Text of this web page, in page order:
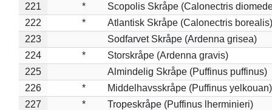
221
*
Scopolis Skråpe (Calonectris
222
*
Atlantisk Skråpe (Calonectris borealis)
223
Sodfarvet Skråpe (Ardenna grisea)
224
*
Storskråpe (Ardenna gravis)
225
Almindelig Skråpe (Puffinus puffinus)
226
*
Middelhavsskråpe (Puffinus yelkouan)
227
*
Tropeskråpe (Puffinus lherminieri)